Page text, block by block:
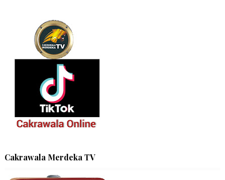
Cakrawala Merdeka TV